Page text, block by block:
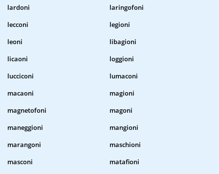
lardoni
laringofoni
lecconi
legioni
leoni
libagioni
licaoni
loggioni
lucciconi
lumaconi
macaoni
magioni
magnetofoni
magoni
maneggioni
mangioni
marangoni
maschioni
masconi
matafioni